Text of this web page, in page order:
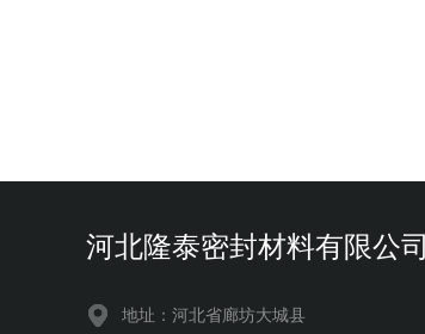
河北隆泰密封材料有限公司
地址：河北省廊坊大城县